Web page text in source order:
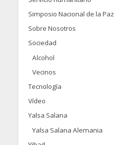
Simposio Nacional de la Paz
Sobre Nosotros
Sociedad
Alcohol
Vecinos
Tecnología
Vídeo
Yalsa Salana
Yalsa Salana Alemania